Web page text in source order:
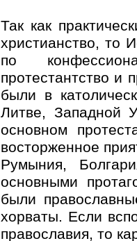
Так как
христианство, то
по
протестантство и
были в
Литве, Западной
основном
восторженное
Румыния,
основными
были
хорваты. Если
православия, то